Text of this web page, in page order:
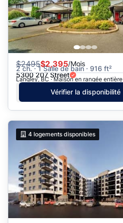
$2495$2,395/Mois
2 ch. · 1 Salle de bain · 916 ft²
5300 207 Street
Langley, BC · Maison en rangée entière
Vérifier la disponibilité
4 logements disponibles